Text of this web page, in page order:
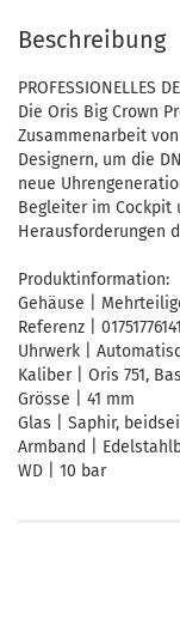
Beschreibung
PROFESSIONELLES
Die Oris Big Crown
Zusammenarbeit
Designern, um die
neue
Begleiter im
Herausforderungen
Produktinformation:
Gehäuse |
Referenz |
Uhrwerk |
Kaliber | Oris 751,
Grösse | 41 mm
Glas | Saphir,
Armband |
WD | 10 bar